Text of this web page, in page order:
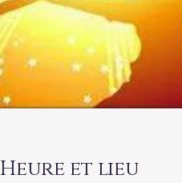
Heure et lieu